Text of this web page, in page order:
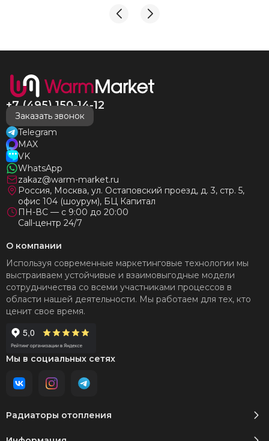
И надеюсь наши чудесные радиаторы будут греть
+7 (495) 150-14-12
Заказать звонок
Telegram
MAX
VK
WhatsApp
zakaz@warm-market.ru
Россия, Москва, ул. Остаповский проезд, д. 3, стр. 5,
офис 104 (шоурум), БЦ Капитал
ПН-ВС — с 9:00 до 20:00
Call-центр 24/7
Радиаторы отопления
О компании
Используя современные маркетинговые технологии мы
выстраиваем устойчивые и взаимовыгодные модели
сотрудничества со всеми участниками процессов в
области нашей деятельности. Мы работаем для тех, кто
ценит свое время.
Мы в социальных сетях